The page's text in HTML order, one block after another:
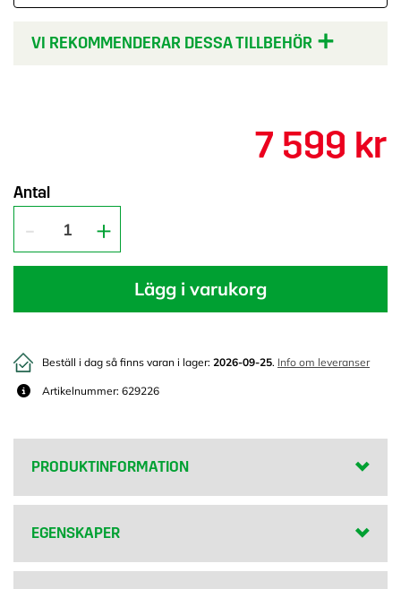
VI REKOMMENDERAR DESSA TILLBEHÖR
7 599 kr
Antal
Lägg i varukorg
Beställ i dag så finns varan i lager: 2026-09-25. Info om leveranser
Artikelnummer: 629226
PRODUKTINFORMATION
EGENSKAPER